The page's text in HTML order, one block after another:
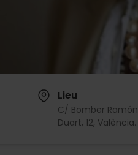
Lieu
C/ Bomber Ramón
Duart, 12, València.